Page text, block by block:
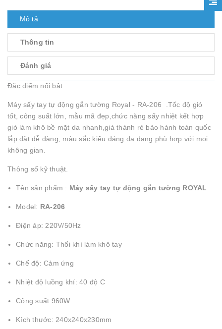
Mô tả
Thông tin
Đánh giá
Đặc điểm nổi bật
Máy sấy tay tự động gắn tường Royal - RA-206 .Tốc độ gió
tốt, công suất lớn, mẫu mã đẹp,chức năng sấy nhiệt kết hợp
gió làm khô bề mặt da nhanh,giá thành rẻ bảo hành toàn quốc
lắp đặt dễ dàng, màu sắc kiểu dáng đa dạng phù hợp với mọi
không gian.
Thông số kỹ thuật.
Tên sản phẩm : Máy sấy tay tự động gắn tường ROYAL
Model: RA-206
Điện áp: 220V/50Hz
Chức năng: Thổi khí làm khô tay
Chế độ: Cảm ứng
Nhiệt độ luồng khí: 40 độ C
Công suất 960W
Kích thước: 240x240x230mm